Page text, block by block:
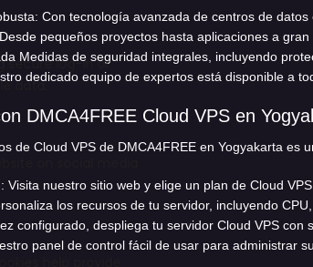
Con tecnología avanzada de centros de
Desde pequeños proyectos hasta aplicaciones a
Medidas de seguridad integrales, incluyendo
dedicado equipo de expertos está disponible a
DMCA4FREE Cloud VPS en
de Cloud VPS de DMCA4FREE en Yogyakarta
Visita nuestro sitio web y elige un plan de Cloud
los recursos de tu servidor, incluyendo
configurado, despliega tu servidor Cloud VPS
panel de control fácil de usar para administrar